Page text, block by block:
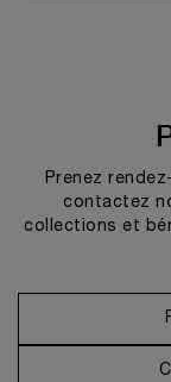
Prenez
contactez
collections et